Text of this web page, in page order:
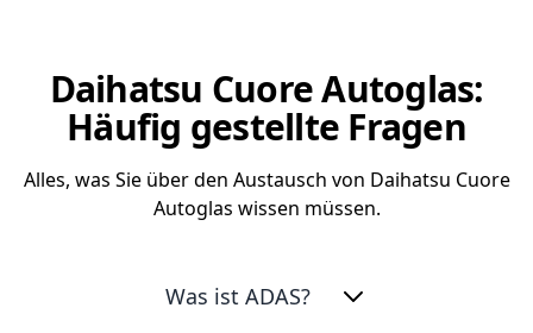
Daihatsu Cuore Autoglas:
Häufig gestellte Fragen
Alles, was Sie über den Austausch von Daihatsu Cuore
Autoglas wissen müssen.
Was ist ADAS?